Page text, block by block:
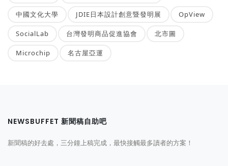
中國文化大學 JDIE日本設計創意暨發明展 OpView
SocialLab 台灣發明商品促進協會 北市圖
Microchip 名古屋亞運
NEWSBUFFET 新聞稿自助吧
新聞稿的好去處，三分鐘上稿完成，最快接觸最多讀者的方案！